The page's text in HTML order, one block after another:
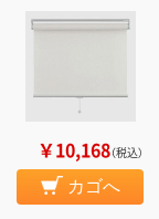
￥10,168（税込）
カゴへ